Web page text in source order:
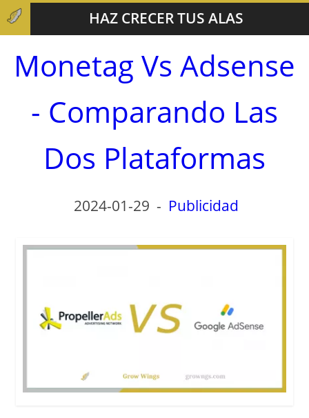
HAZ CRECER TUS ALAS
Monetag Vs Adsense
- Comparando Las
Dos Plataformas
2024-01-29 - Publicidad